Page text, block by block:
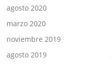
agosto 2020
marzo 2020
noviembre 2019
agosto 2019